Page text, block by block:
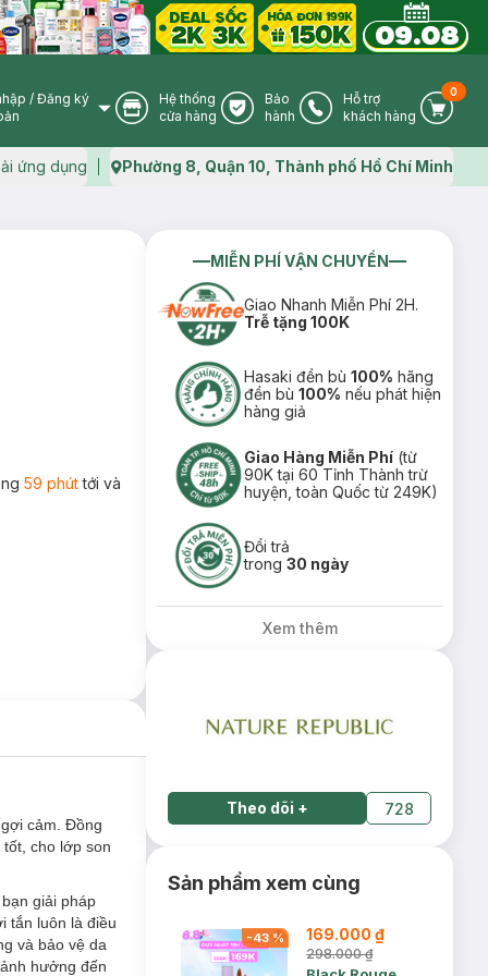
User Icon
/ Đăng ký
Store Icon
Hệ thống
cửa hàng
Warranty Icon
Bảo
hành
Phone Icon
Hỗ trợ
khách hàng
Cart
0
ứng dụng Map icon
Phường 8, Quận 10, Thành phố Hồ Chí Minh
59 phúttới và
cảm. Đồng
cho lớp son
giải pháp
tắn luôn là điều
và bảo vệ da
hưởng đến
MIỄN PHÍ VẬN CHUYỂN
Giao Nhanh Miễn Phí 2H.
Trễ tặng 100K
Hasaki đền bù100% hãng
đền bù100% nếu phát hiện
hàng giả
Giao Hàng Miễn Phí (từ
90K tại 60 Tỉnh Thành trừ
huyện, toàn Quốc từ 249K)
Đổi trả
trong30 ngày
Xem thêm
Theo dõi + 728
Sản phẩm xem cùng
-43% 169.000 ₫
298.000 ₫